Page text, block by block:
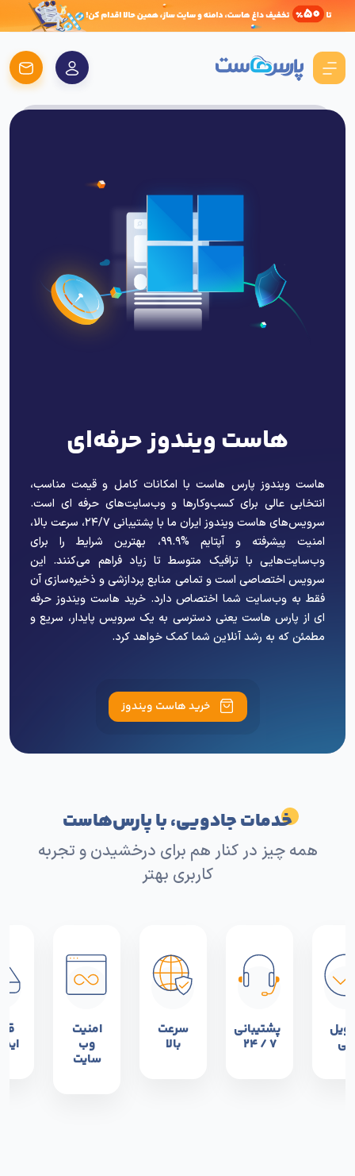
هاست ویندوز حرفه‌ای
هاست ویندوز پارس هاست با امکانات کامل و قیمت مناسب،
انتخابی عالی برای کسب‌وکارها و وب‌سایت‌های حرفه ای است.
سرویس‌های هاست ویندوز ایران ما با پشتیبانی ۲۴/۷، سرعت بالا،
امنیت پیشرفته و آپتایم %۹۹.۹، بهترین شرایط را برای
وب‌سایت‌هایی با ترافیک متوسط تا زیاد فراهم می‌کنند. این
سرویس اختصاصی است و تمامی منابع پردازشی و ذخیره‌سازی آن
فقط به وب‌سایت شما اختصاص دارد. خرید هاست ویندوز حرفه
ای از پارس هاست یعنی دسترسی به یک سرویس پایدار، سریع و
مطمئن که به رشد آنلاین شما کمک خواهد کرد.
خرید هاست ویندوز
خدمات جادویی، با پارس‌هاست
همه چیز در کنار هم برای درخشیدن و تجربه
کاربری بهتر
آنی
پشتیبانی
۷ / ۲۴
سرعت
بالا
امنیت
وب
سایت